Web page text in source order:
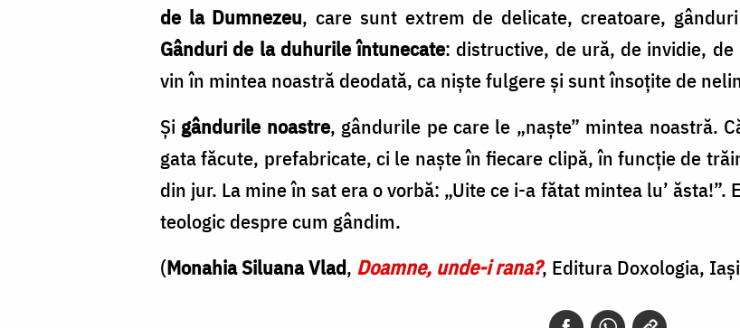
de la Dumnezeu, care sunt extrem de delicate, creatoare,
Gânduri de la duhurile întunecate: distructive, de ură, de invidie,
vin în mintea noastră deodată, ca niște fulgere și sunt însoțite de
Și gândurile noastre, gândurile pe care le „naște” mintea noastră.
gata făcute, prefabricate, ci le naște în fiecare clipă, în funcție de
din jur. La mine în sat era o vorbă: „Uite ce i-a fătat mintea lu’ ăsta!”.
teologic despre cum gândim.
(Monahia Siluana Vlad, Doamne, unde-i rana?, Editura Doxologia,